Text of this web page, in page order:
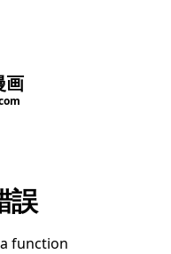
画
誤
function